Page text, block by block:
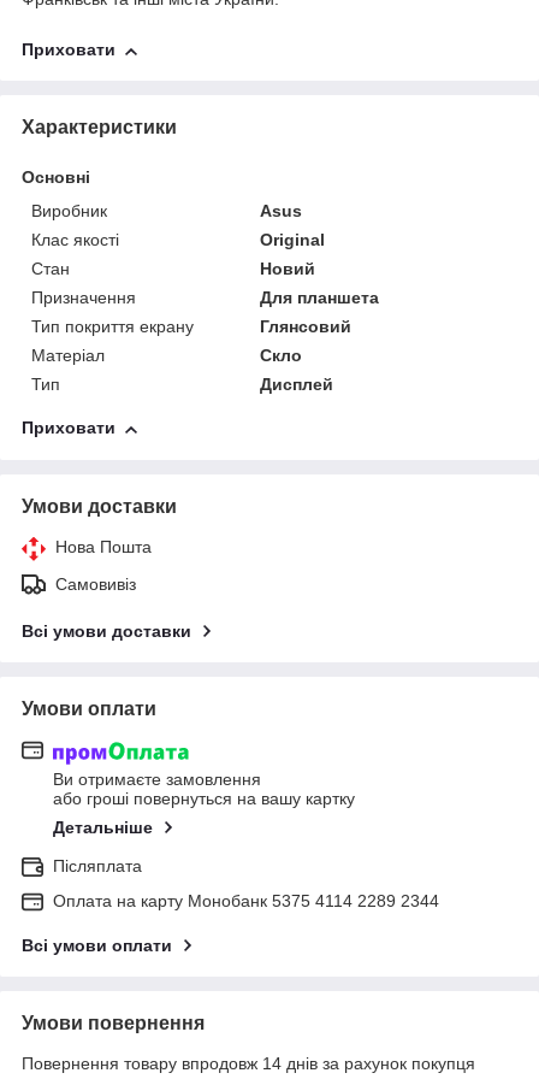
Приховати
Характеристики
Основні
Виробник
Asus
Клас якості
Original
Стан
Новий
Призначення
Для планшета
Тип покриття екрану
Глянсовий
Матеріал
Скло
Тип
Дисплей
Приховати
Умови доставки
Нова Пошта
Самовивіз
Всі умови доставки
Умови оплати
Ви отримаєте замовлення
або гроші повернуться на вашу картку
Детальніше
Післяплата
Оплата на карту Монобанк 5375 4114 2289 2344
Всі умови оплати
Умови повернення
Повернення товару впродовж 14 днів за рахунок покупця